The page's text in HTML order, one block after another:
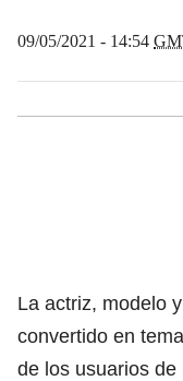
09/05/2021 - 14:54
La actriz, modelo
convertido en
de los usuarios